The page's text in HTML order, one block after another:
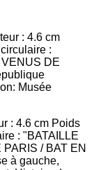
: 4.6 cm Poids
: "BATAILLE
/ BAT EN
à gauche,